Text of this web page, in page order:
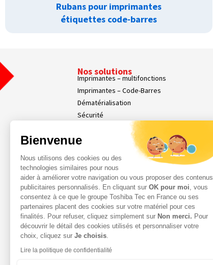
Rubans pour imprimantes
étiquettes code-barres
Nos solutions
Imprimantes – multifonctions
Imprimantes – Code-Barres
Dématérialisation
Sécurité
Affichage dynamique
Nos Services
Services Parc d’Impression
Services Professionnels
Demande d'assistance
Contact
Espace Client
Bienvenue
Nous utilisons des cookies ou des
technologies similaires pour nous
aider à améliorer votre navigation ou vous proposer des contenus
publicitaires personnalisés. En cliquant sur OK pour moi , vous
consentez à ce que le groupe Toshiba Tec en France ou ses
partenaires placent des cookies sur votre matériel pour ces
finalités. Pour refuser, cliquez simplement sur Non merci. Pour
découvrir le détail des cookies utilisés et personnaliser votre
choix, cliquez sur Je choisis
Lire la politique de confidentialité